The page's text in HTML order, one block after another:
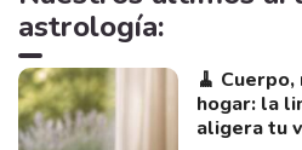
astrología:
🧹
hogar: la
aligera tu